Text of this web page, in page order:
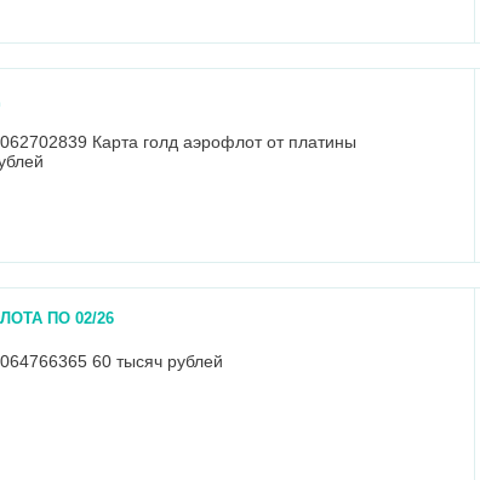
Карта голд аэрофлот от платины
ПО 02/26
60 тысяч рублей